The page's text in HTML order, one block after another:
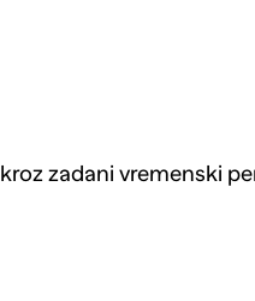
zadani vremenski